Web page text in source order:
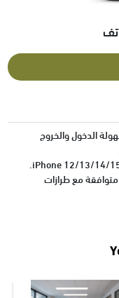
الدخول والخروج
مع طرازات